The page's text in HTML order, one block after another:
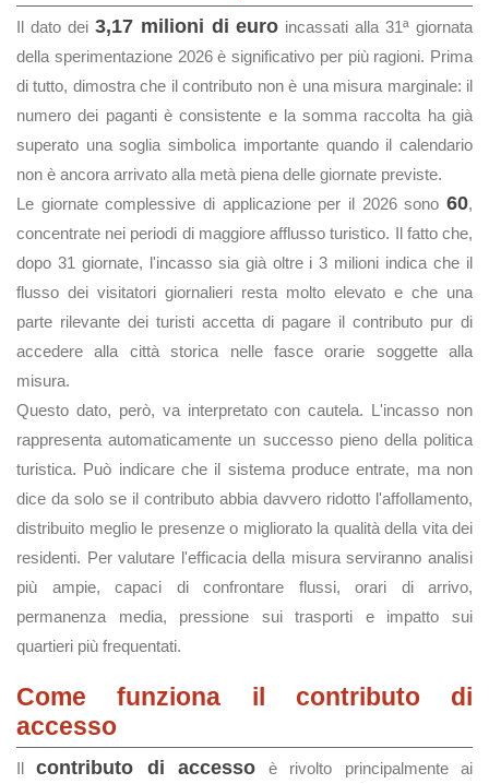
Il dato dei 3,17 milioni di euro incassati alla 31ª giornata
della sperimentazione 2026 è significativo per più ragioni. Prima
di tutto, dimostra che il contributo non è una misura marginale: il
numero dei paganti è consistente e la somma raccolta ha già
superato una soglia simbolica importante quando il calendario
non è ancora arrivato alla metà piena delle giornate previste.
Le giornate complessive di applicazione per il 2026 sono 60,
concentrate nei periodi di maggiore afflusso turistico. Il fatto che,
dopo 31 giornate, l'incasso sia già oltre i 3 milioni indica che il
flusso dei visitatori giornalieri resta molto elevato e che una
parte rilevante dei turisti accetta di pagare il contributo pur di
accedere alla città storica nelle fasce orarie soggette alla
misura.
Questo dato, però, va interpretato con cautela. L'incasso non
rappresenta automaticamente un successo pieno della politica
turistica. Può indicare che il sistema produce entrate, ma non
dice da solo se il contributo abbia davvero ridotto l'affollamento,
distribuito meglio le presenze o migliorato la qualità della vita dei
residenti. Per valutare l'efficacia della misura serviranno analisi
più ampie, capaci di confrontare flussi, orari di arrivo,
permanenza media, pressione sui trasporti e impatto sui
quartieri più frequentati.
Come funziona il contributo di
accesso
Ilcontributo di accesso è rivolto principalmente ai